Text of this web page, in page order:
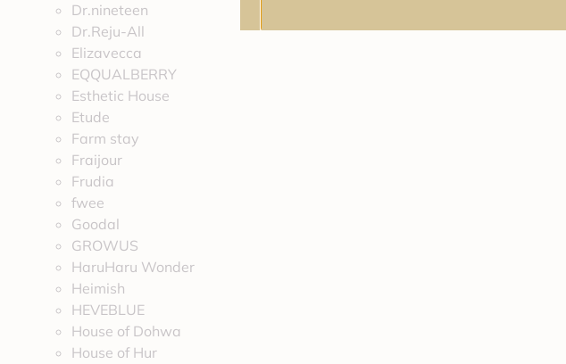
Dr.nineteen
Dr.Reju-All
Elizavecca
EQQUALBERRY
Esthetic House
Etude
Farm stay
Fraijour
Frudia
fwee
Goodal
GROWUS
HaruHaru Wonder
Heimish
HEVEBLUE
House of Dohwa
House of Hur